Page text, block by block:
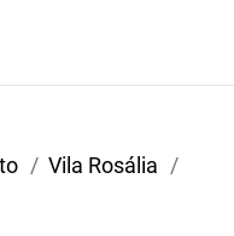
Vila Rosália